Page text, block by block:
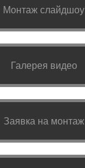
Монтаж слайдшоу
Галерея видео
Заявка на монтаж